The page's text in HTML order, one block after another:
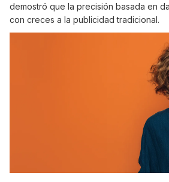
demostró que la precisión basada en
con creces a la publicidad tradicional.